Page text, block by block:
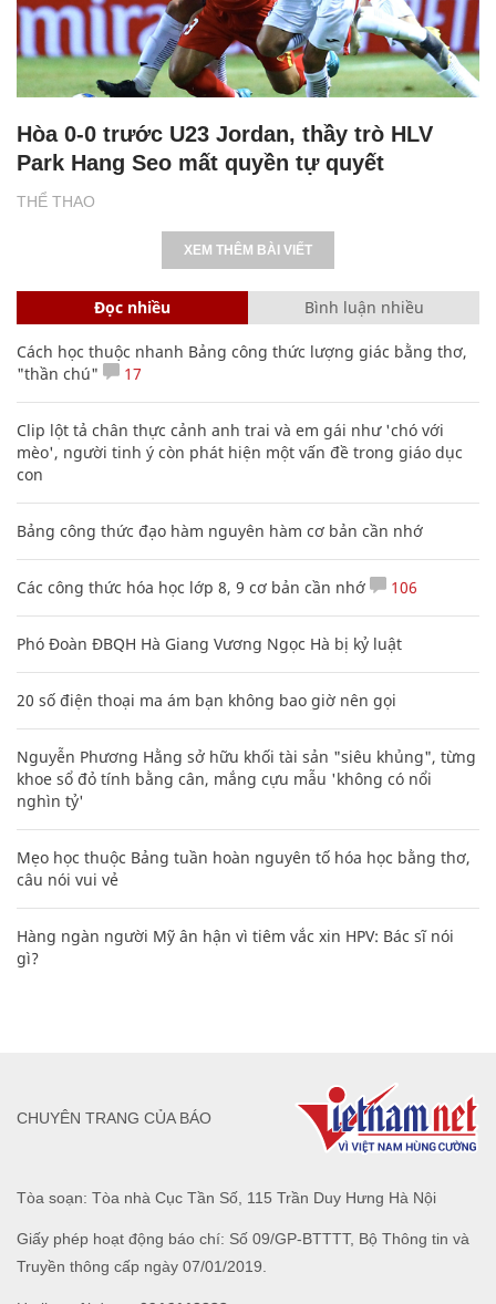
THỂ THAO
Hòa 0-0 trước U23 Jordan, thầy trò HLV
Park Hang Seo mất quyền tự quyết
XEM THÊM BÀI VIẾT
Đọc nhiều Bình luận nhiều
Cách học thuộc nhanh Bảng công thức lượng giác bằng thơ,
"thần chú"
17
Clip lột tả chân thực cảnh anh trai và em gái như 'chó với
mèo', người tinh ý còn phát hiện một vấn đề trong giáo dục
con
Bảng công thức đạo hàm nguyên hàm cơ bản cần nhớ
Các công thức hóa học lớp 8, 9 cơ bản cần nhớ 106
Phó Đoàn ĐBQH Hà Giang Vương Ngọc Hà bị kỷ luật
20 số điện thoại ma ám bạn không bao giờ nên gọi
Nguyễn Phương Hằng sở hữu khối tài sản "siêu khủng", từng
khoe sổ đỏ tính bằng cân, mắng cựu mẫu 'không có nổi
nghìn tỷ'
Mẹo học thuộc Bảng tuần hoàn nguyên tố hóa học bằng thơ,
câu nói vui vẻ
Hàng ngàn người Mỹ ân hận vì tiêm vắc xin HPV: Bác sĩ nói
gì?
Tòa soạn: Tòa nhà Cục Tần Số, 115 Trần Duy Hưng Hà Nội
Giấy phép hoạt động báo chí: Số 09/GP-BTTTT, Bộ Thông tin và
Truyền thông cấp ngày 07/01/2019.
CHUYÊN TRANG CỦA BÁO